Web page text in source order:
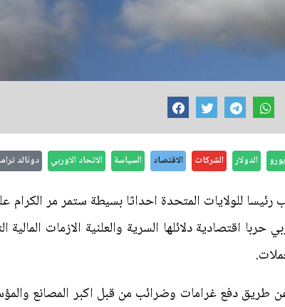
يورو الدولار الشركات الاقتصاد السياسة الاتحاد الاوربي دونالد
للولايات المتحدة احداثا بسيطة ستمر مر الكرام
حربا اقتصادية دلائلها السرية والعلنية الازمات
طريق دفع غرامات وضرائب من قبل اكبر المصانع